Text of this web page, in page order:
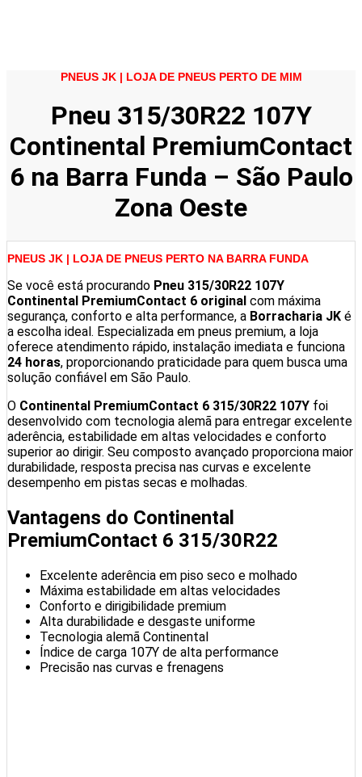
PNEUS JK | LOJA DE PNEUS PERTO DE MIM
Pneu 315/30R22 107Y
Continental PremiumContact
6 na Barra Funda – São Paulo
Zona Oeste
PNEUS JK | LOJA DE PNEUS PERTO NA BARRA FUNDA
Se você está procurando Pneu 315/30R22 107Y
Continental PremiumContact 6 original com máxima
segurança, conforto e alta performance, a Borracharia JK é
a escolha ideal. Especializada em pneus premium, a loja
oferece atendimento rápido, instalação imediata e funciona
24 horas, proporcionando praticidade para quem busca uma
solução confiável em São Paulo.
O Continental PremiumContact 6 315/30R22 107Y foi
desenvolvido com tecnologia alemã para entregar excelente
aderência, estabilidade em altas velocidades e conforto
superior ao dirigir. Seu composto avançado proporciona maior
durabilidade, resposta precisa nas curvas e excelente
desempenho em pistas secas e molhadas.
Vantagens do Continental
PremiumContact 6 315/30R22
Excelente aderência em piso seco e molhado
Máxima estabilidade em altas velocidades
Conforto e dirigibilidade premium
Alta durabilidade e desgaste uniforme
Tecnologia alemã Continental
Índice de carga 107Y de alta performance
Precisão nas curvas e frenagens